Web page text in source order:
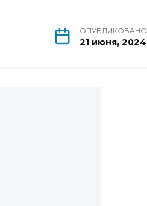
ОПУБЛИКОВАНО
21 июня, 2024